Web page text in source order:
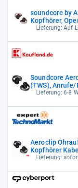
soundcore by
Kopfhörer,
Lieferung: Auf
Soundcore
(TWS),
Lieferung: 6-8
Aeroclip
Kopfhörer
(Schwarz)
Lieferung: